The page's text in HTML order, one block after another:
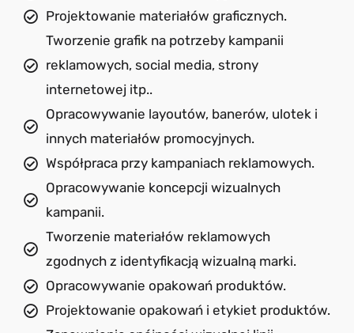
Projektowanie materiałów graficznych.
Tworzenie grafik na potrzeby kampanii
reklamowych, social media, strony
internetowej itp..
Opracowywanie layoutów, banerów, ulotek i
innych materiałów promocyjnych.
Współpraca przy kampaniach reklamowych.
Opracowywanie koncepcji wizualnych
kampanii.
Tworzenie materiałów reklamowych
zgodnych z identyfikacją wizualną marki.
Opracowywanie opakowań produktów.
Projektowanie opakowań i etykiet produktów.